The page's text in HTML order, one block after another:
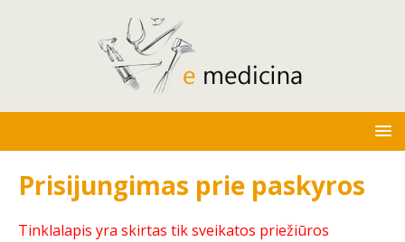
Prisijungimas prie paskyros
Tinklalapis yra skirtas tik sveikatos priežiūros